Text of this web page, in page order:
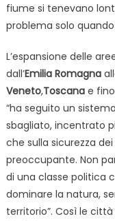
fiume si tenevano
problema solo
L’espansione delle
dall’Emilia Romagna
Veneto,Toscanae fino
“ha seguito un
sbagliato, incentrato
che sulla sicurezza
preoccupante. Non
di una classe politica
dominare la natura,
territorio”. Così le